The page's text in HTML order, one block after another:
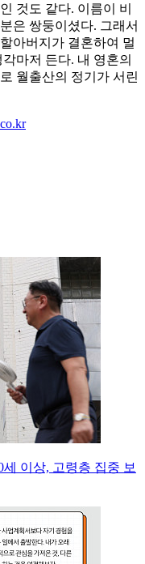
것도 같다. 이름이 비
은 쌍둥이셨다. 그래서
아버지가 결혼하여 멀
마저 든다. 내 영혼의
월출산의 정기가 서린
세 이상, 고령층 집중 보